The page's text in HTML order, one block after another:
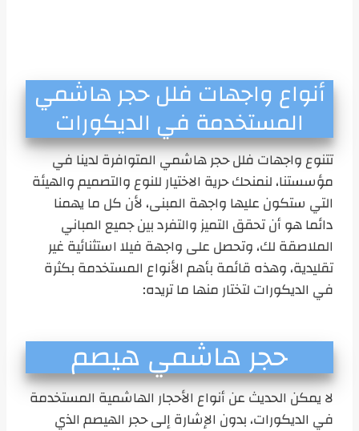
أنواع واجهات فلل حجر هاشمي
المستخدمة في الديكورات
تتنوع واجهات فلل حجر هاشمي المتوافرة لدينا في
مؤسستنا، لنمنحك حرية الاختيار للنوع والتصميم والهيئة
التي ستكون عليها واجهة المبنى، لأن كل ما يهمنا
دائما هو أن تحقق التميز والتفرد بين جميع المباني
الملاصقة لك، وتحصل على واجهة فيلا استثنائية غير
تقليدية، وهذه قائمة بأهم الأنواع المستخدمة بكثرة
في الديكورات لتختار منها ما تريده:
حجر هاشمي هيصم
لا يمكن الحديث عن أنواع الأحجار الهاشمية المستخدمة
في الديكورات، بدون الإشارة إلى حجر الهيصم الذي